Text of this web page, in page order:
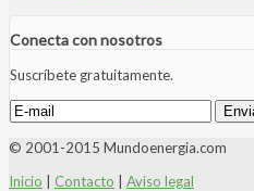
Conecta con nosotros
Suscríbete gratuitamente.
© 2001-2015 Mundoenergia.com
Inicio
Contacto Aviso legal